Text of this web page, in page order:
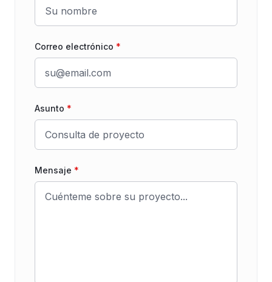
Correo electrónico *
Asunto *
Mensaje *